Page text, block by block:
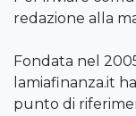
redazione alla
Fondata nel
lamiafinanza.it
punto di